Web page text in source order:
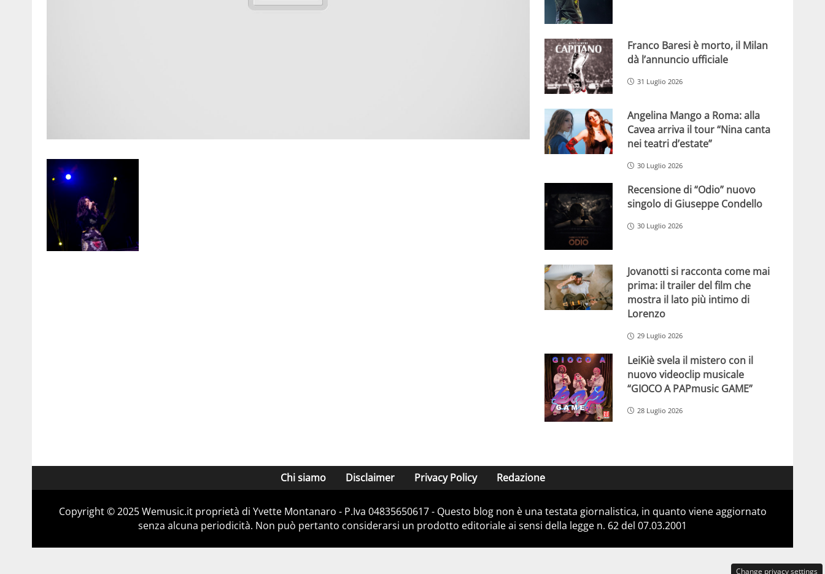
Franco Baresi è morto, il Milan
dà l’annuncio ufficiale
31 Luglio 2026
Angelina Mango a Roma: alla
Cavea arriva il tour “Nina canta
nei teatri d’estate”
30 Luglio 2026
Recensione di “Odio” nuovo
singolo di Giuseppe Condello
30 Luglio 2026
Jovanotti si racconta come mai
prima: il trailer del film che
mostra il lato più intimo di
Lorenzo
29 Luglio 2026
LeiKiè svela il mistero con il
nuovo videoclip musicale
“GIOCO A PAPmusic GAME”
28 Luglio 2026
Chi siamo Disclaimer Privacy Policy Redazione
Copyright © 2025 Wemusic.it proprietà di Yvette Montanaro - P.Iva 04835650617 - Questo blog non è una testata giornalistica, in quanto viene aggiornato
senza alcuna periodicità. Non può pertanto considerarsi un prodotto editoriale ai sensi della legge n. 62 del 07.03.2001
Change privacy settings